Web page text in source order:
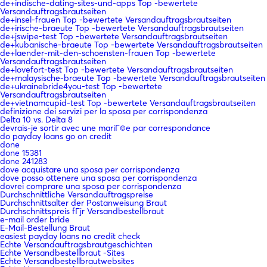
de+indische-dating-sites-und-apps Top -bewertete
Versandauftragsbrautseiten
de+insel-frauen Top -bewertete Versandauftragsbrautseiten
de+irische-braeute Top -bewertete Versandauftragsbrautseiten
de+jswipe-test Top -bewertete Versandauftragsbrautseiten
de+kubanische-braeute Top -bewertete Versandauftragsbrautseiten
de+laender-mit-den-schoensten-frauen Top -bewertete
Versandauftragsbrautseiten
de+lovefort-test Top -bewertete Versandauftragsbrautseiten
de+malaysische-braeute Top -bewertete Versandauftragsbrautseiten
de+ukrainebride4you-test Top -bewertete
Versandauftragsbrautseiten
de+vietnamcupid-test Top -bewertete Versandauftragsbrautseiten
definizione dei servizi per la sposa per corrispondenza
Delta 10 vs. Delta 8
devrais-je sortir avec une mariГ©e par correspondance
do payday loans go on credit
done
done 15381
done 241283
dove acquistare una sposa per corrispondenza
dove posso ottenere una sposa per corrispondenza
dovrei comprare una sposa per corrispondenza
Durchschnittliche Versandauftragspreise
Durchschnittsalter der Postanweisung Braut
Durchschnittspreis fГјr Versandbestellbraut
e-mail order bride
E-Mail-Bestellung Braut
easiest payday loans no credit check
Echte Versandauftragsbrautgeschichten
Echte Versandbestellbraut -Sites
Echte Versandbestellbrautwebsites